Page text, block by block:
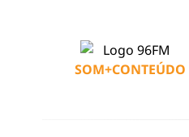
SOM+CONTEÚDO